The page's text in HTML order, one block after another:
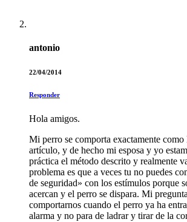
antonio
22/04/2014
Responder
Hola amigos.
Mi perro se comporta exactamente como
artículo, y de hecho mi esposa y yo
práctica el método descrito y realmente
problema es que a veces tu no puedes
de seguridad» con los estímulos porque
acercan y el perro se dispara. Mi
comportarnos cuando el perro ya ha
alarma y no para de ladrar y tirar de la